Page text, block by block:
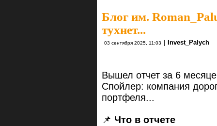
Блог им.
тухнет...
03 сентября 2025, 11:03 Invest_Palych
Вышел отчет за 6
Спойлер: компания
портфеля...
📌 Что в отчете